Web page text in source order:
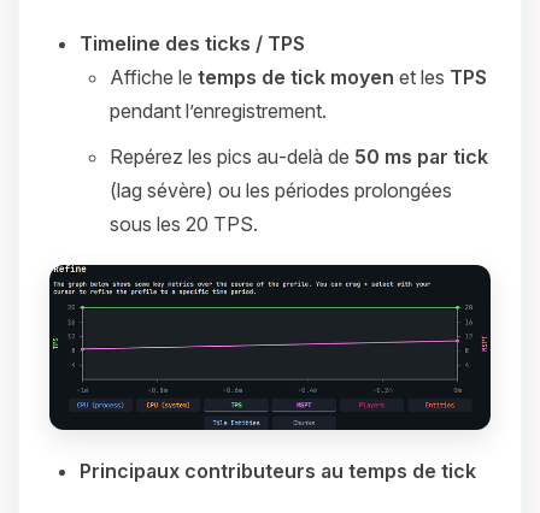
Timeline des ticks / TPS
Affiche le temps de tick moyen et les TPS
pendant l’enregistrement.
Repérez les pics au‑delà de 50 ms par tick
(lag sévère) ou les périodes prolongées
sous les 20 TPS.
Principaux contributeurs au temps de tick